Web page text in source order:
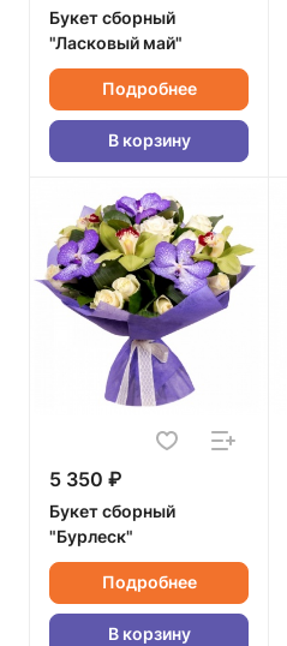
Букет сборный
"Ласковый май"
Подробнее
В корзину
5 350 ₽
Букет сборный
"Бурлеск"
Подробнее
В корзину